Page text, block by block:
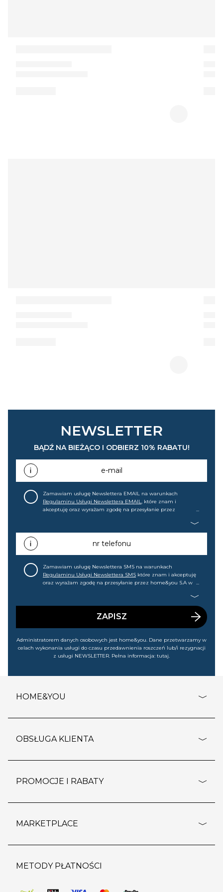
NEWSLETTER
BĄDŹ NA BIEŻĄCO I ODBIERZ 10% RABATU!
e-mail
Zamawiam usługę Newslettera EMAIL na warunkach
Regulaminu Usługi Newslettera EMAIL, które znam i
akceptuję oraz wyrażam zgodę na przesyłanie przez
promocjach, wyprzedażach). Wiem, że mogę tę zgodę w
każdej chwili cofnąć.nr telefonu
Zamawiam usługę Newslettera SMS na warunkach
Regulaminu Usługi Newslettera SMS które znam i akceptuję
oraz wyrażam zgodę na przesyłanie przez home&you S.A w
wyprzedażach). Wiem, że mogę tę zgodę w każdej chwili
ZAPISZ
Administratorem danych osobowych jest home&you. Dane przetwarzamy w
celach wykonania usługi do czasu przedawnienia roszczeń lub/i rezygnacji
z usługi NEWSLETTER. Pełna informacja: tutaj.
HOME&YOU
o firmie
polityka prywatności
kontakt
OBSŁUGA KLIENTA
dostawy i płatność
wypis z subskrypcji
regulamin sklepu
pozostałe regulaminy
PROMOCJE I RABATY
outlet
regulaminy promocji
MARKETPLACE
strefa marek
METODY PŁATNOŚCI